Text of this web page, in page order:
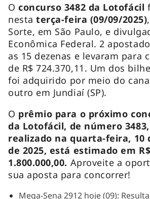
Oconcurso 3482 da Lotofácil
nestaterça-feira (09/09/2025)
Sorte, em São Paulo, e
Econômica Federal. 2
as 15 dezenas e levaram para
de R$ 724.370,11. Um dos
foi adquirido por meio do
outro em Jundiaí (SP).
O prêmio para o próximo
da Lotofácil, de número
realizado na quarta-feira, 10
de 2025, está estimado em R$
1.800.000,00. Aproveite a
sua aposta para concorrer!
Mega-Sena 2912 hoje (09):